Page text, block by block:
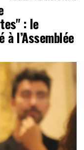
: le
l’Assemblée